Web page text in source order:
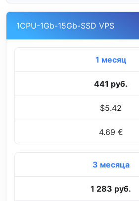
1CPU-1Gb-15Gb-SSD VPS
1 месяц
441 руб.
$5.42
4.69 €
3 месяца
1 283 руб.